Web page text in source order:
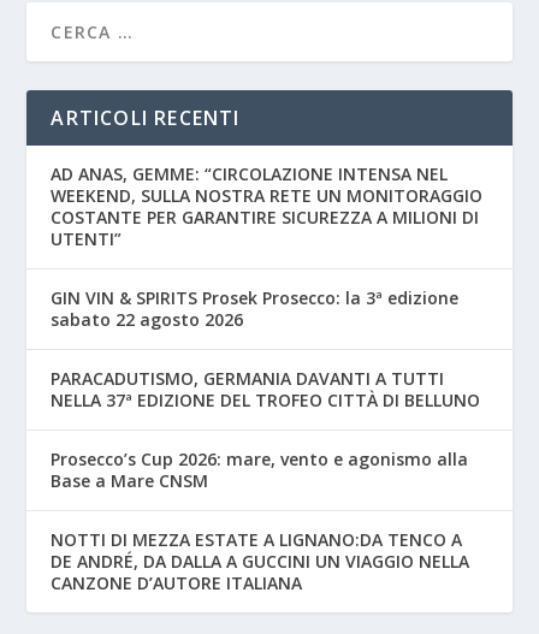
ARTICOLI RECENTI
AD ANAS, GEMME: “CIRCOLAZIONE INTENSA NEL
WEEKEND, SULLA NOSTRA RETE UN MONITORAGGIO
COSTANTE PER GARANTIRE SICUREZZA A MILIONI DI
UTENTI”
GIN VIN & SPIRITS Prosek Prosecco: la 3ª edizione
sabato 22 agosto 2026
PARACADUTISMO, GERMANIA DAVANTI A TUTTI
NELLA 37ª EDIZIONE DEL TROFEO CITTÀ DI BELLUNO
Prosecco’s Cup 2026: mare, vento e agonismo alla
Base a Mare CNSM
NOTTI DI MEZZA ESTATE A LIGNANO:DA TENCO A
DE ANDRÉ, DA DALLA A GUCCINI UN VIAGGIO NELLA
CANZONE D’AUTORE ITALIANA